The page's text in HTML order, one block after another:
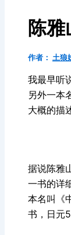
陈
作者： 土狼
我最早听
另外一本
大概的描
据说陈雅
一书的详
本名叫《
书，日元